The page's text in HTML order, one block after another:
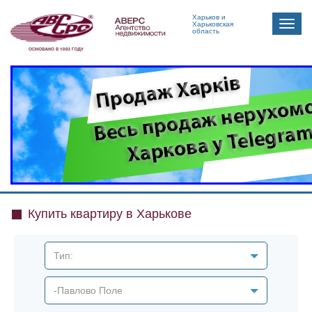
Харьков и
Харьковская
область
Toggle
Купить квартиру в Харькове
Тип:
-Павлово Поле